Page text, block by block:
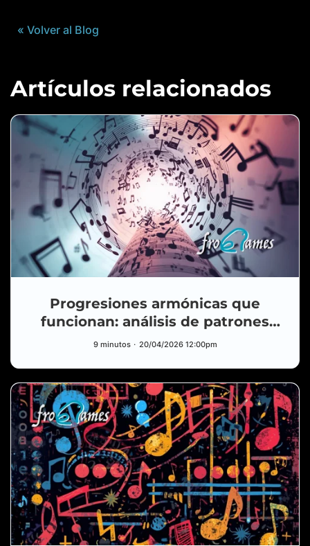
« Volver al Blog
Artículos relacionados
Progresiones armónicas que
funcionan: análisis de patrones
usados en música actual
9 minutos 20/04/2026 12:00pm